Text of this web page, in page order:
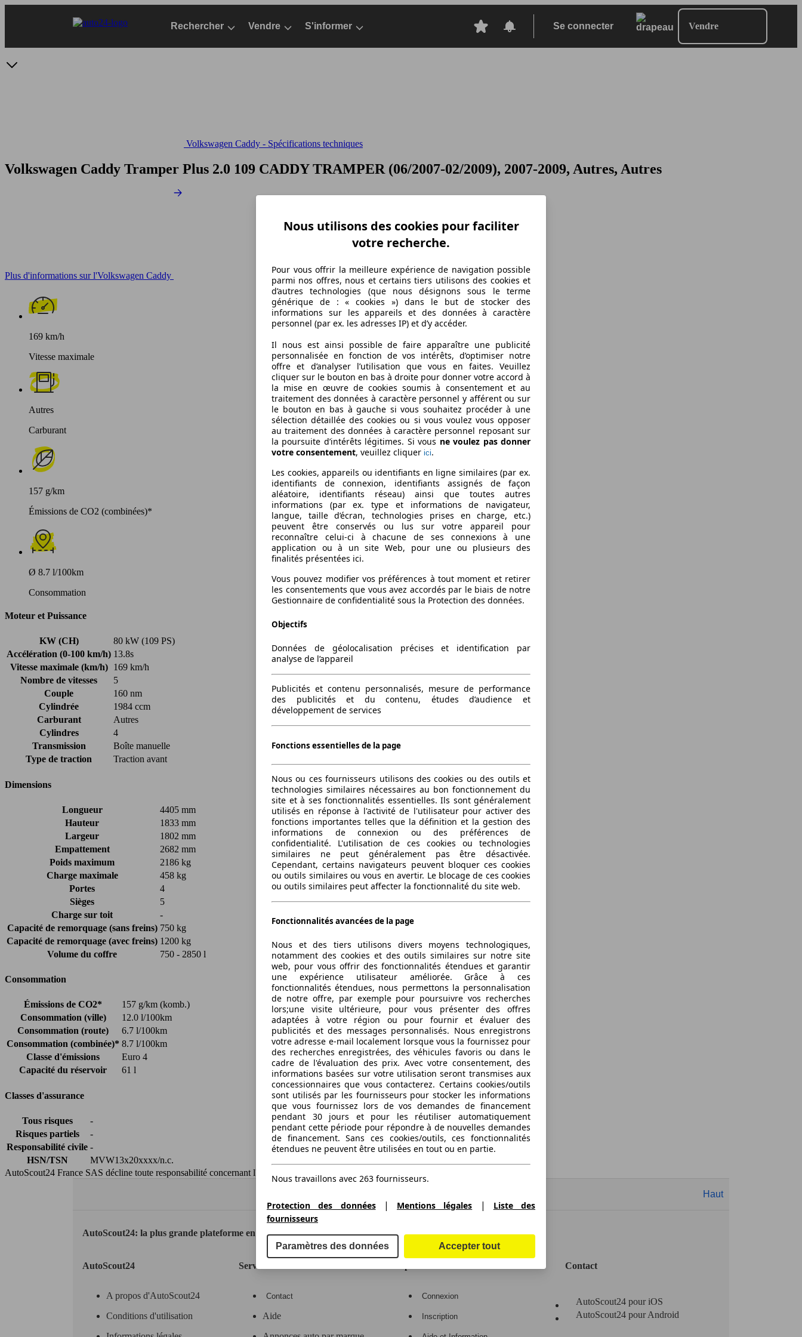
Rechercher Vendre S'informer Se connecter Vendre
Volkswagen Caddy - Spécifications techniques
Volkswagen Caddy Tramper Plus 2.0 109 CADDY TRAMPER (06/2007-02/2009), 2007-2009, Autres, Autres
Plus d'informations sur l'Volkswagen Caddy
169 km/h
Vitesse maximale
Autres
Carburant
157 g/km
Émissions de CO2 (combinées)*
Ø 8.7 l/100km
Consommation
Moteur et Puissance
KW (CH)
80 kW (109 PS)
Accélération (0-100 km/h) 13.8s
Vitesse maximale (km/h)
169 km/h
Nombre de vitesses
5
Couple
160 nm
Cylindrée
1984 ccm
Carburant
Autres
Cylindres
4
Transmission
Boîte manuelle
Type de traction
Traction avant
Dimensions
Longueur
4405 mm
Hauteur
1833 mm
Largeur
1802 mm
Empattement
2682 mm
Poids maximum
2186 kg
Charge maximale
458 kg
Portes
4
Sièges
5
Charge sur toit
-
Capacité de remorquage (sans freins) 750 kg
Capacité de remorquage (avec freins) 1200 kg
Volume du coffre
750 - 2850 l
Consommation
Émissions de CO2*
157 g/km (komb.)
Consommation (ville)
12.0 l/100km
Consommation (route)
6.7 l/100km
Consommation (combinée)* 8.7 l/100km
Classe d'émissions
Euro 4
Capacité du réservoir
61 l
Classes d'assurance
Tous risques
-
Risques partiels
-
Responsabilité civile -
HSN/TSN
MVW13x20xxxx/n.c.
AutoScout24 France SAS décline toute responsabilité concernant l''exactitude des indications fournies.
Haut
AutoScout24: la plus grande plateforme en ligne de voitures en Europe
AutoScout24
A propos d'AutoScout24
Conditions d'utilisation
Service
Contact
Aide
Connexion
Inscription
Contact
AutoScout24 pour iOS
AutoScout24 pour Android
Nous utilisons des cookies pour faciliter
votre recherche.
Pour vous offrir la meilleure expérience de navigation possible
parmi nos offres, nous et certains tiers utilisons des cookies et
d’autres technologies (que nous désignons sous le terme
générique de : « cookies ») dans le but de stocker des
informations sur les appareils et des données à caractère
personnel (par ex. les adresses IP) et d’y accéder.
Il nous est ainsi possible de faire apparaître une publicité
personnalisée en fonction de vos intérêts, d’optimiser notre
offre et d’analyser l’utilisation que vous en faites. Veuillez
cliquer sur le bouton en bas à droite pour donner votre accord à
la mise en œuvre de cookies soumis à consentement et au
traitement des données à caractère personnel y afférent ou sur
le bouton en bas à gauche si vous souhaitez procéder à une
sélection détaillée des cookies ou si vous voulez vous opposer
au traitement des données à caractère personnel reposant sur
la poursuite d’intérêts légitimes. Si vous ne voulez pas donner
votre consentement, veuillez cliquer ici.
Les cookies, appareils ou identifiants en ligne similaires (par ex.
identifiants de connexion, identifiants assignés de façon
aléatoire, identifiants réseau) ainsi que toutes autres
informations (par ex. type et informations de navigateur,
langue, taille d’écran, technologies prises en charge, etc.)
peuvent être conservés ou lus sur votre appareil pour
reconnaître celui-ci à chacune de ses connexions à une
application ou à un site Web, pour une ou plusieurs des
finalités présentées ici.
Vous pouvez modifier vos préférences à tout moment et retirer
les consentements que vous avez accordés par le biais de notre
Gestionnaire de confidentialité sous la Protection des données.
Objectifs
Données de géolocalisation précises et identification par
analyse de l’appareil
Publicités et contenu personnalisés, mesure de performance
des publicités et du contenu, études d’audience et
développement de services
Fonctions essentielles de la page
Nous ou ces fournisseurs utilisons des cookies ou des outils et
technologies similaires nécessaires au bon fonctionnement du
site et à ses fonctionnalités essentielles. Ils sont généralement
utilisés en réponse à l'activité de l'utilisateur pour activer des
fonctions importantes telles que la définition et la gestion des
informations de connexion ou des préférences de
confidentialité. L'utilisation de ces cookies ou technologies
similaires ne peut généralement pas être désactivée.
Cependant, certains navigateurs peuvent bloquer ces cookies
ou outils similaires ou vous en avertir. Le blocage de ces cookies
ou outils similaires peut affecter la fonctionnalité du site web.
Fonctionnalités avancées de la page
Nous et des tiers utilisons divers moyens technologiques,
notamment des cookies et des outils similaires sur notre site
web, pour vous offrir des fonctionnalités étendues et garantir
une expérience utilisateur améliorée. Grâce à ces
fonctionnalités étendues, nous permettons la personnalisation
de notre offre, par exemple pour poursuivre vos recherches
lors;une visite ultérieure, pour vous présenter des offres
adaptées à votre région ou pour fournir et évaluer des
publicités et des messages personnalisés. Nous enregistrons
votre adresse e-mail localement lorsque vous la fournissez pour
des recherches enregistrées, des véhicules favoris ou dans le
cadre de l'évaluation des prix. Avec votre consentement, des
informations basées sur votre utilisation seront transmises aux
concessionnaires que vous contacterez. Certains cookies/outils
sont utilisés par les fournisseurs pour stocker les informations
que vous fournissez lors de vos demandes de financement
pendant 30 jours et pour les réutiliser automatiquement
pendant cette période pour répondre à de nouvelles demandes
de financement. Sans ces cookies/outils, ces fonctionnalités
étendues ne peuvent être utilisées en tout ou en partie.
Nous travaillons avec 263 fournisseurs.
Protection des données| Mentions légales |
Liste des
fournisseurs
Paramètres des données Accepter tout